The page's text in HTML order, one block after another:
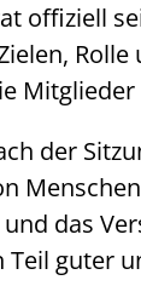
offiziell
der
das
guter